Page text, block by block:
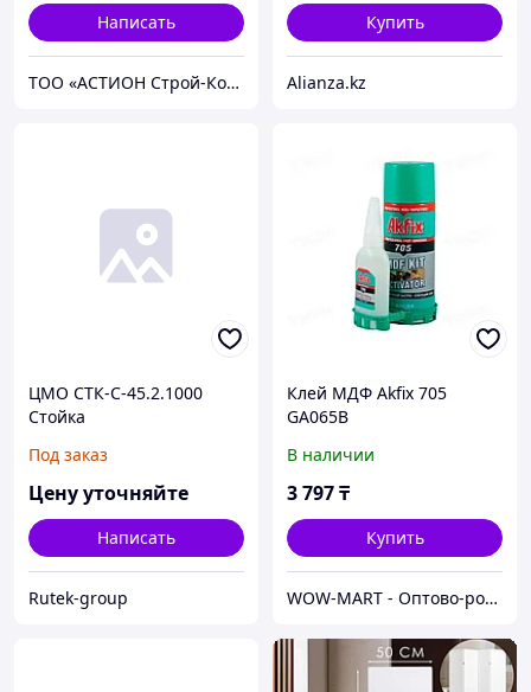
Написать
ТОО «АСТИОН Строй-Комплект»
Купить
Alianza.kz
ЦМО СТК-С-45.2.1000
Стойка
серверная 45U, глубина
1000 мм
Под заказ
Цену уточняйте
Написать
Rutek-group
Клей МДФ Akfix 705
GA065B
В наличии
3 797₸
Купить
WOW-MART - Оптово-розничный Склад - товары на заказ до двери